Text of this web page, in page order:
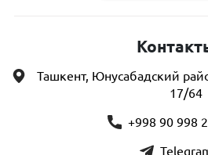
Ташкент, Юнусабадский
17/64
+998 90 998